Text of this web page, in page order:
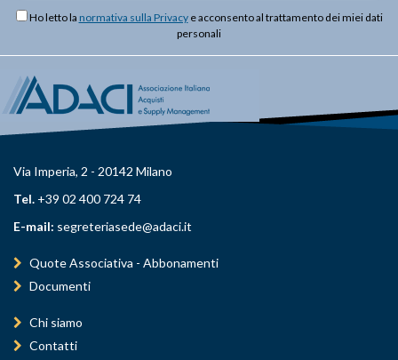
Ho letto la normativa sulla Privacye acconsento al trattamento dei miei dati
personali
Via Imperia, 2 - 20142 Milano
Tel. +39 02 400 724 74
E-mail: segreteriasede@adaci.it
Quote Associativa - Abbonamenti
Documenti
Chi siamo
Contatti